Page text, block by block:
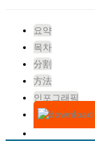
요약
목차
分割
方法
인포그래픽